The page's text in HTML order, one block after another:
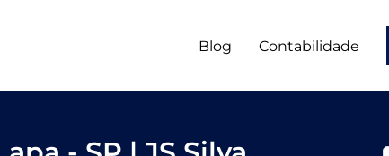
Blog Contabilidade